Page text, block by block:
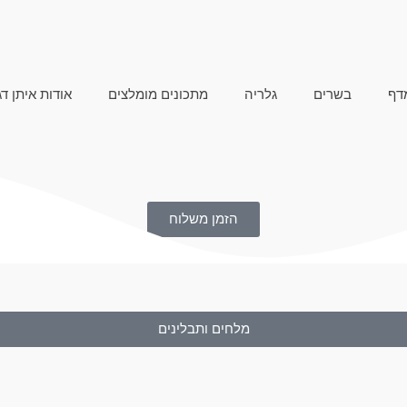
בשרים גלריה מתכונים מומלצים אודות איתן
הזמן משלוח
מלחים ותבלינים